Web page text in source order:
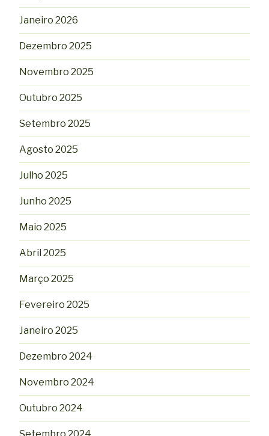
Janeiro 2026
Dezembro 2025
Novembro 2025
Outubro 2025
Setembro 2025
Agosto 2025
Julho 2025
Junho 2025
Maio 2025
Abril 2025
Março 2025
Fevereiro 2025
Janeiro 2025
Dezembro 2024
Novembro 2024
Outubro 2024